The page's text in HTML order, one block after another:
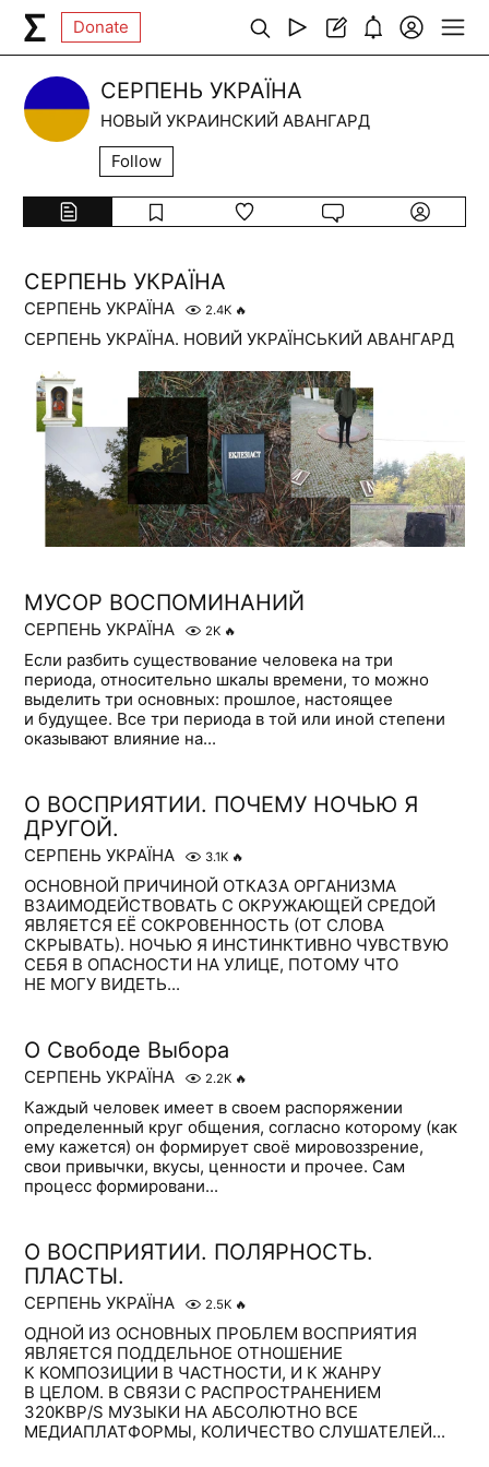
Donate
СЕРПЕНЬ УКРАЇНА
НОВЫЙ УКРАИНСКИЙ АВАНГАРД
Follow
СЕРПЕНЬ УКРАЇНА
СЕРПЕНЬ УКРАЇНА 2.4K 🔥
СЕРПЕНЬ УКРАЇНА. НОВИЙ УКРАЇНСЬКИЙ АВАНГАРД
МУСОР ВОСПОМИНАНИЙ
СЕРПЕНЬ УКРАЇНА 2K 🔥
Если разбить существование человека на три
периода, относительно шкалы времени, то можно
выделить три основных: прошлое, настоящее
и будущее. Все три периода в той или иной степени
оказывают влияние на...
О ВОСПРИЯТИИ. ПОЧЕМУ НОЧЬЮ Я
ДРУГОЙ.
СЕРПЕНЬ УКРАЇНА 3.1K 🔥
ОСНОВНОЙ ПРИЧИНОЙ ОТКАЗА ОРГАНИЗМА
ВЗАИМОДЕЙСТВОВАТЬ С ОКРУЖАЮЩЕЙ СРЕДОЙ
ЯВЛЯЕТСЯ ЕЁ СОКРОВЕННОСТЬ (ОТ СЛОВА
СКРЫВАТЬ). НОЧЬЮ Я ИНСТИНКТИВНО ЧУВСТВУЮ
СЕБЯ В ОПАСНОСТИ НА УЛИЦЕ, ПОТОМУ ЧТО
НЕ МОГУ ВИДЕТЬ...
О Свободе Выбора
СЕРПЕНЬ УКРАЇНА 2.2K 🔥
Каждый человек имеет в своем распоряжении
определенный круг общения, согласно которому (как
ему кажется) он формирует своё мировоззрение,
свои привычки, вкусы, ценности и прочее. Сам
процесс формировани...
О ВОСПРИЯТИИ. ПОЛЯРНОСТЬ.
ПЛАСТЫ.
СЕРПЕНЬ УКРАЇНА 2.5K 🔥
ОДНОЙ ИЗ ОСНОВНЫХ ПРОБЛЕМ ВОСПРИЯТИЯ
ЯВЛЯЕТСЯ ПОДДЕЛЬНОЕ ОТНОШЕНИЕ
К КОМПОЗИЦИИ В ЧАСТНОСТИ, И К ЖАНРУ
В ЦЕЛОМ. В СВЯЗИ С РАСПРОСТРАНЕНИЕМ
320KBP/S МУЗЫКИ НА АБСОЛЮТНО ВСЕ
МЕДИАПЛАТФОРМЫ, КОЛИЧЕСТВО СЛУШАТЕЛЕЙ...